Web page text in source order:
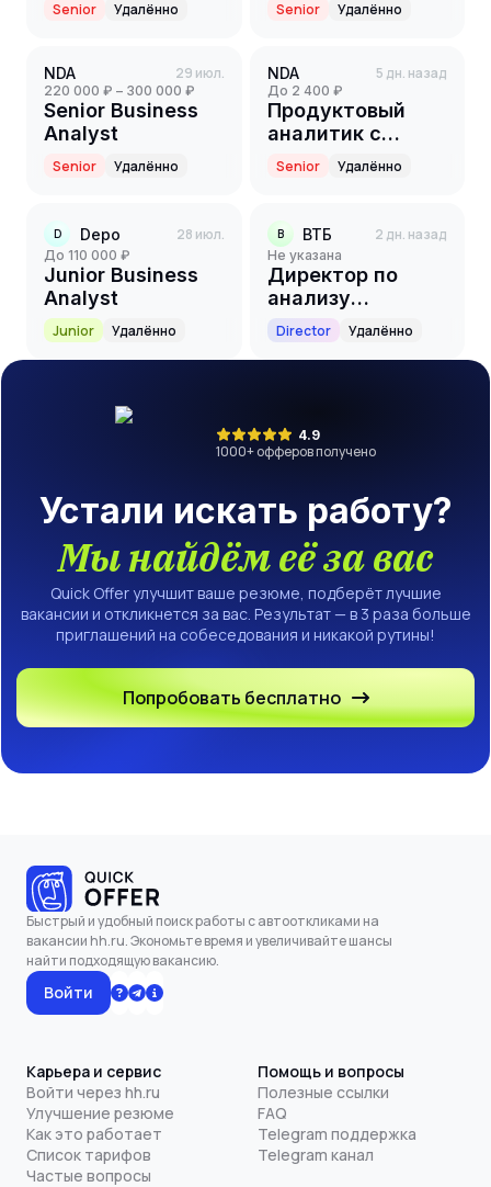
проект(финтех)
Senior Удалённо Senior Удалённо
NDA 29 июл.
220 000 ₽ – 300 000 ₽
Senior Business
Analyst
Senior Удалённо
NDA 5 дн. назад
до 2 400 ₽
Продуктовый
аналитик с
активным
использованием
Senior Удалённо
D Depo 28 июл.
до 110 000 ₽
Junior Business
Analyst
Junior Удалённо
В ВТБ 2 дн. назад
Не указана
Директор по
анализу
конкурентов
(банковский
сектор и финтех)
Director Удалённо
4.9
1000+ офферов получено
Устали искать работу?
Мы найдём её за вас
Quick Offer улучшит ваше резюме, подберёт лучшие
вакансии и откликнется за вас. Результат — в 3 раза больше
приглашений на собеседования и никакой рутины!
Попробовать бесплатно
Быстрый и удобный поиск работы с автооткликами на
вакансии hh.ru. Экономьте время и увеличивайте шансы
найти подходящую вакансию.
Войти
Карьера и сервис
Войти через hh.ru
Улучшение резюме
Как это работает
Список тарифов
Частые вопросы
Помощь и вопросы
Полезные ссылки
FAQ
Telegram поддержка
Telegram канал